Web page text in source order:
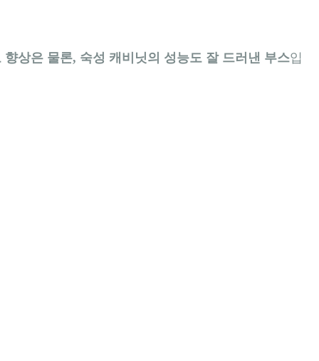
향상은 물론, 숙성 캐비닛의 성능도 잘 드러낸 부스입